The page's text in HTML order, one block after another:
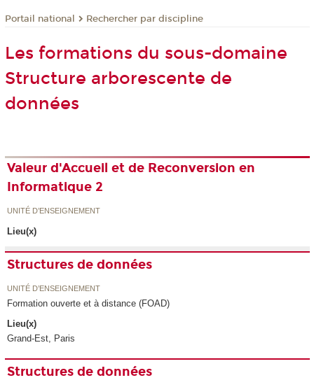
Portail national Rechercher par discipline
Les formations du sous-domaine
Structure arborescente de
données
Valeur d'Accueil et de Reconversion en
Informatique 2
UNITÉ D’ENSEIGNEMENT
Lieu(x)
Structures de données
UNITÉ D’ENSEIGNEMENT
Formation ouverte et à distance (FOAD)
Lieu(x)
Grand-Est, Paris
Structures de données